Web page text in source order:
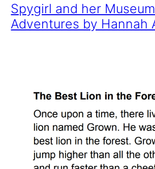
Spygirl and her Museum
Adventures by Hannah